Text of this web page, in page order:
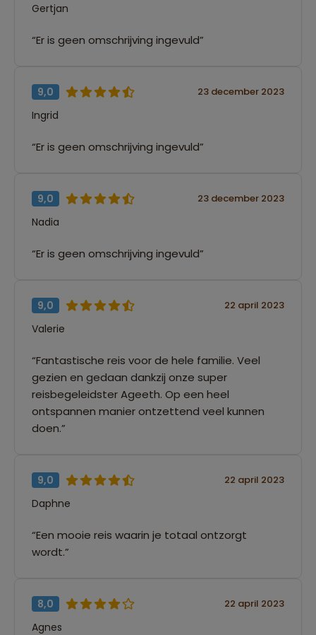
Gertjan
“Er is geen omschrijving ingevuld”
9,0 23 december 2023
Ingrid
“Er is geen omschrijving ingevuld”
9,0 23 december 2023
Nadia
“Er is geen omschrijving ingevuld”
9,0 22 april 2023
Valerie
“Fantastische reis voor de hele familie. Veel
gezien en gedaan dankzij onze super
reisbegeleidster Ageeth. Op een heel
ontspannen manier ontzettend veel kunnen
doen.”
9,0 22 april 2023
Daphne
“Een mooie reis waarin je totaal ontzorgt
wordt.”
8,0 22 april 2023
Agnes